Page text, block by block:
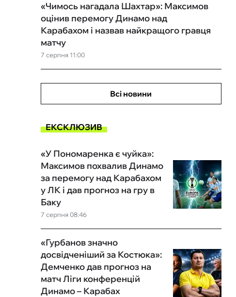
7 серпня 11:00
«Чимось нагадала Шахтар»: Максимов
оцінив перемогу Динамо над
Карабахом і назвав найкращого гравця
матчу
Всі новини
ЕКСКЛЮЗИВ
7 серпня 08:46
«У Пономаренка є чуйка»:
Максимов похвалив Динамо
за перемогу над Карабахом
у ЛК і дав прогноз на гру в
Баку
«Гурбанов значно
досвідченіший за Костюка»:
Демченко дав прогноз на
матч Ліги конференцій
Динамо – Карабах